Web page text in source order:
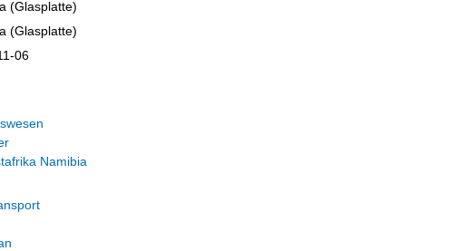
(Glasplatte)
(Glasplatte)
06
Namibia